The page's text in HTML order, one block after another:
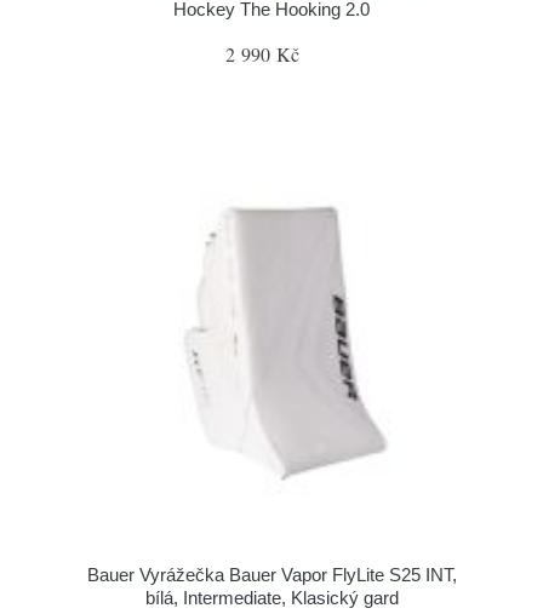
Hockey The Hooking 2.0
2 990 Kč
Bauer Vyrážečka Bauer Vapor FlyLite S25 INT,
bílá, Intermediate, Klasický gard